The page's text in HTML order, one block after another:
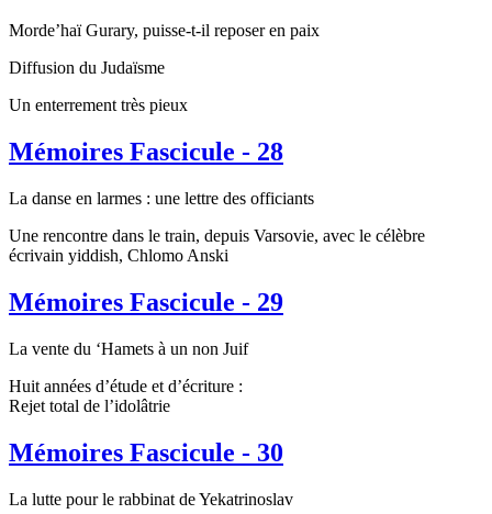
Morde’haï Gurary, puisse-t-il reposer en paix
Diffusion du Judaïsme
Un enterrement très pieux
Mémoires Fascicule - 28
La danse en larmes : une lettre des officiants
Une rencontre dans le train, depuis Varsovie, avec le célèbre
écrivain yiddish, Chlomo Anski
Mémoires Fascicule - 29
La vente du ‘Hamets à un non Juif
Huit années d’étude et d’écriture :
Rejet total de l’idolâtrie
Mémoires Fascicule - 30
La lutte pour le rabbinat de Yekatrinoslav